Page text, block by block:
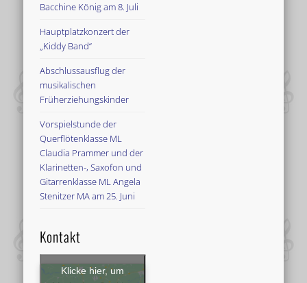
Bacchine König am 8. Juli
Hauptplatzkonzert der
„Kiddy Band“
Abschlussausflug der
musikalischen
Früherziehungskinder
Vorspielstunde der
Querflötenklasse ML
Claudia Prammer und der
Klarinetten-, Saxofon und
Gitarrenklasse ML Angela
Stenitzer MA am 25. Juni
Kontakt
Klicke hier, um